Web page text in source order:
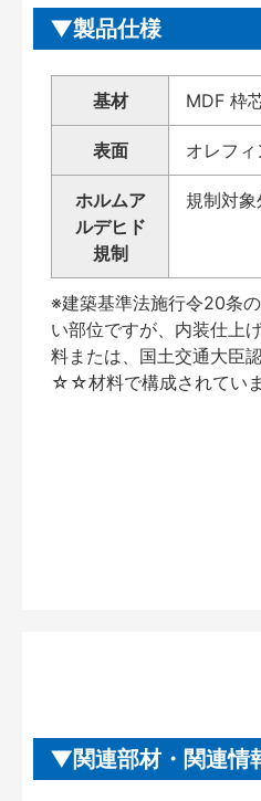
製品仕様
基材 MDF 枠
表面 オレフィ
ホルムア
ルデヒド
規制
規制対
※建築基準法施行令20条
い部位ですが、内装仕上
料または、国土交通大
☆☆材料で構成されていま
関連部材・関連情